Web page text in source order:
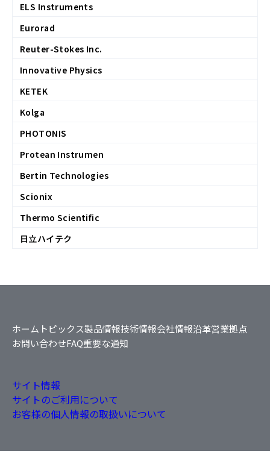
ELS Instruments
Eurorad
Reuter-Stokes Inc.
Innovative Physics
KETEK
Kolga
PHOTONIS
Protean Instrumen
Bertin Technologies
Scionix
Thermo Scientific
日立ハイテク
ホーム トピックス製品情報技術情報会社情報沿革営業拠点
お問い合わせFAQ重要な通知
サイト情報
サイトのご利用について
お客様の個人情報の取扱いについて